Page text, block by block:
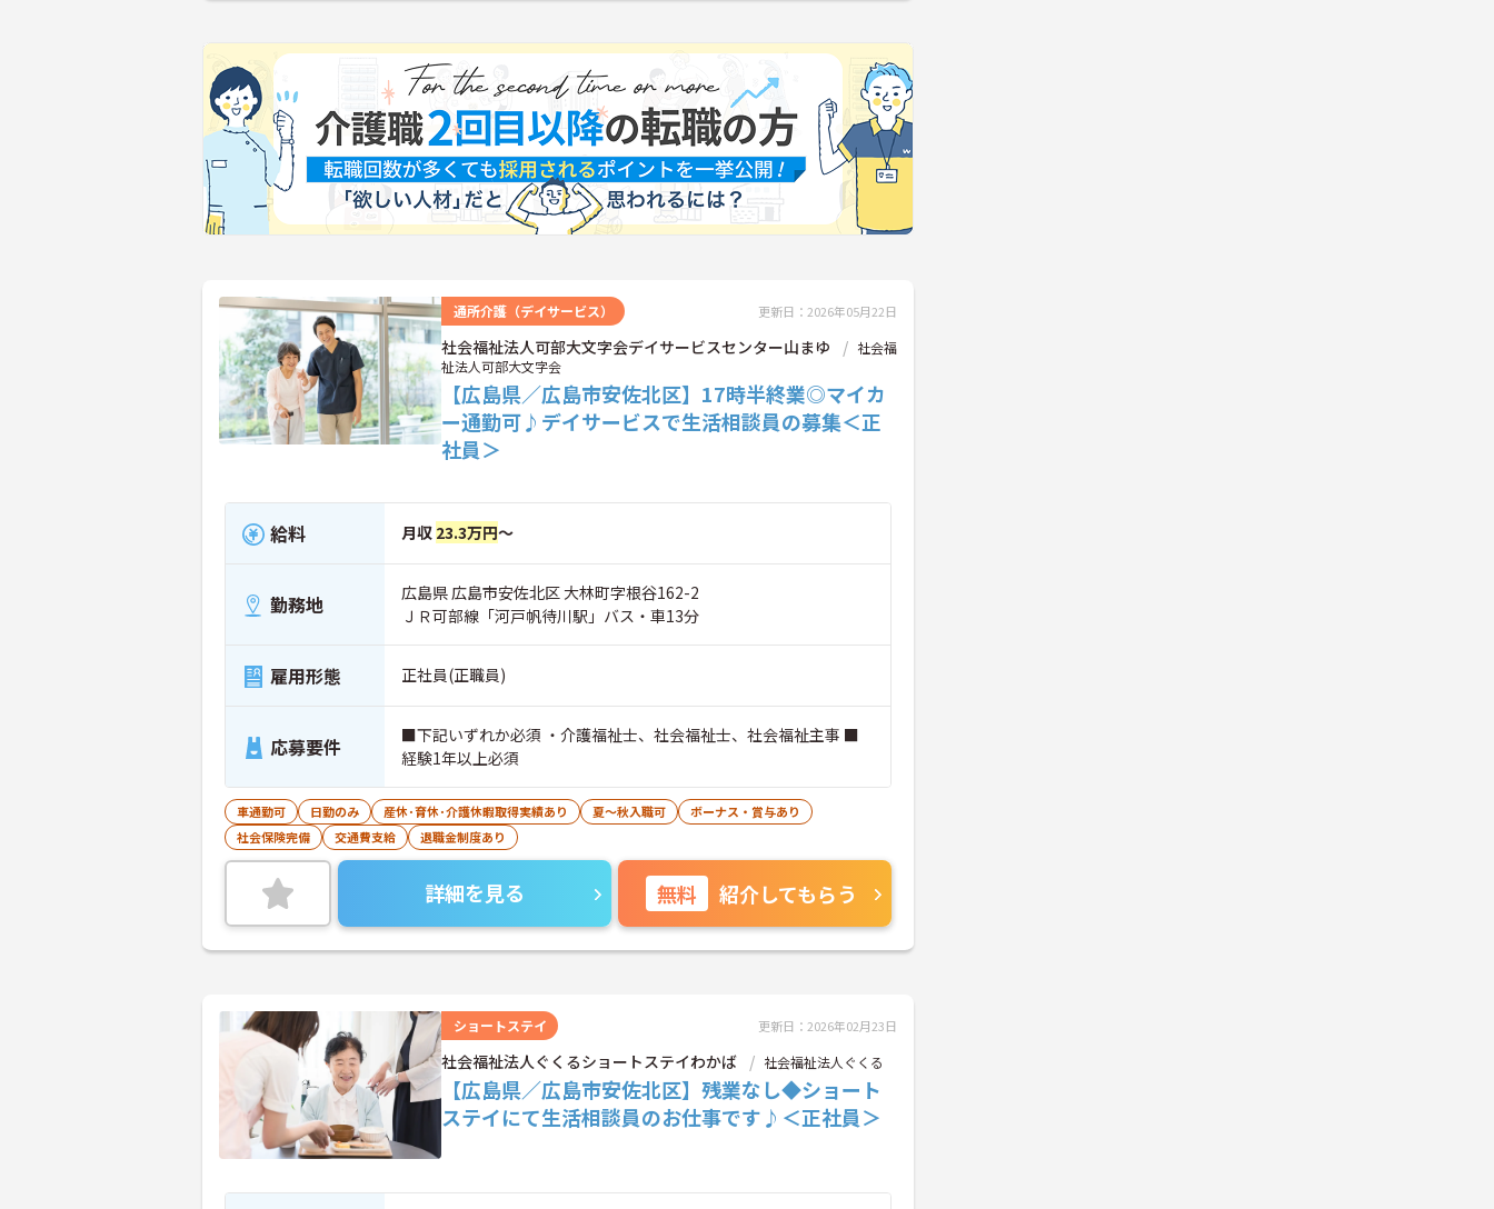
通所介護（デイサービス） 更新日：2026年05月22日
社会福祉法人可部大文字会デイサービスセンター山まゆ
社会福
祉法人可部大文字会
【広島県／広島市安佐北区】17時半終業◎マイカ
ー通勤可♪デイサービスで生活相談員の募集＜正
社員＞
給料 月収 23.3万円～
勤務地
広島県 広島市安佐北区 大林町字根谷162-2
ＪＲ可部線「河戸帆待川駅」バス・車13分
雇用形態 正社員(正職員)
応募要件
■下記いずれか必須 ・介護福祉士、社会福祉士、社会福祉主事 ■
経験1年以上必須
車通勤可 日勤のみ 産休･育休･介護休暇取得実績あり 夏～秋入職可
ボーナス・賞与あり
社会保険完備
交通費支給 退職金制度あり
詳細を見る 無料 紹介してもらう
ショートステイ 更新日：2026年02月23日
社会福祉法人ぐくるショートステイわかば 社会福祉法人ぐくる
【広島県／広島市安佐北区】残業なし◆ショート
ステイにて生活相談員のお仕事です♪＜正社員＞